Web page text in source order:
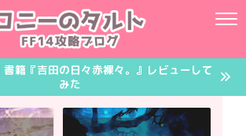
籍『吉田の日々赤裸々。』レビューして
みた